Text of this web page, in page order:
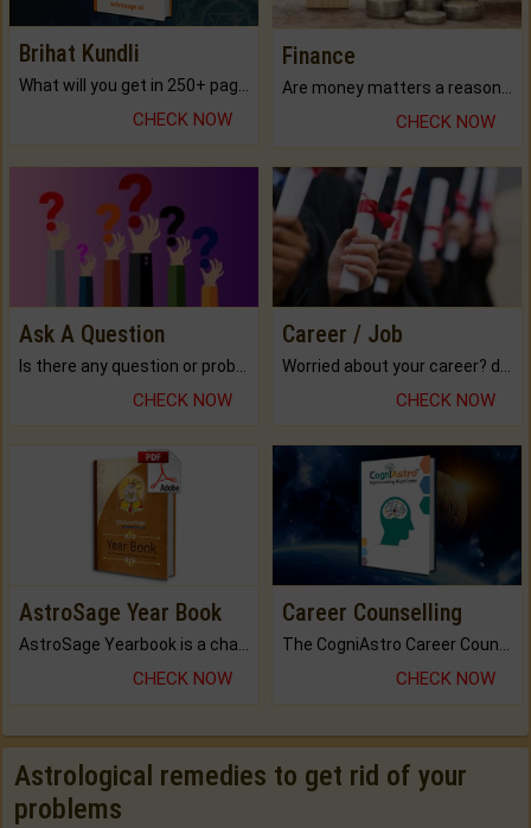
Brihat Kundli
CHECK NOW
Finance
CHECK NOW
Ask A Question
Is there any question or problem lingering.
CHECK NOW
Career / Job
Worried about your career? don't know what is.
CHECK NOW
AstroSage Year Book
AstroSage Yearbook is a channel to fulfill your dreams and destiny.
CHECK NOW
Career Counselling
The CogniAstro Career Counselling Report is the most comprehensive report available on this topic.
CHECK NOW
Astrological remedies to get rid of your
problems